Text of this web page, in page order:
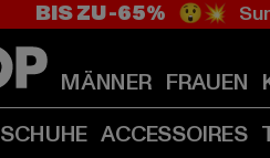
BIS ZU -65% 😲💥
MÄNNER FRAUEN
SCHUHE ACCESSOIRES